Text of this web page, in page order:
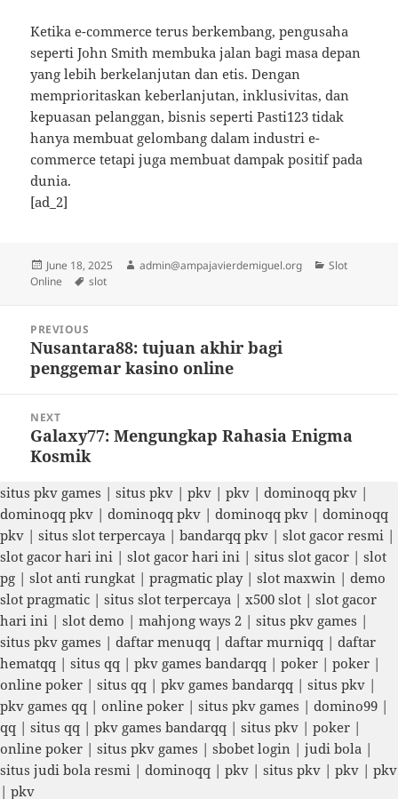
Ketika e-commerce terus berkembang, pengusaha
seperti John Smith membuka jalan bagi masa depan
yang lebih berkelanjutan dan etis. Dengan
memprioritaskan keberlanjutan, inklusivitas, dan
kepuasan pelanggan, bisnis seperti Pasti123 tidak
hanya membuat gelombang dalam industri e-
commerce tetapi juga membuat dampak positif pada
dunia.
[ad_2]
Posted
on
June 18, 2025 Author
admin@ampajavierdemiguel.org Categories
Slot
Online
Tags
slot
navigation
PREVIOUS
Previous
post:
Nusantara88: tujuan akhir bagi
penggemar kasino online
NEXT
Next
post:
Galaxy77: Mengungkap Rahasia Enigma
Kosmik
situs pkv games | situs pkv | pkv | pkv | dominoqq pkv |
dominoqq pkv | dominoqq pkv | dominoqq pkv | dominoqq
pkv | situs slot terpercaya | bandarqq pkv | slot gacor resmi |
slot gacor hari ini | slot gacor hari ini | situs slot gacor | slot
pg | slot anti rungkat | pragmatic play| slot maxwin | demo
slot pragmatic | situs slot terpercaya | x500 slot | slot gacor
hari ini | slot demo | mahjong ways 2 | situs pkv games |
situs pkv games | daftar menuqq | daftar murniqq | daftar
hematqq | situs qq | pkv games bandarqq | poker | poker |
online poker | situs qq | pkv games bandarqq | situs pkv |
pkv games qq | online poker | situs pkv games | domino99 |
qq | situs qq | pkv games bandarqq | situs pkv | poker |
online poker | situs pkv games | sbobet login | judi bola |
situs judi bola resmi | dominoqq | pkv | situs pkv | pkv | pkv
| pkv